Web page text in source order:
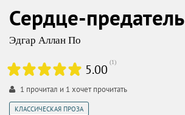
Сердце-предатель
Эдгар Аллан По
5.00 (1)
1 прочитал и 1 хочет прочитать
КЛАССИЧЕСКАЯ ПРОЗА